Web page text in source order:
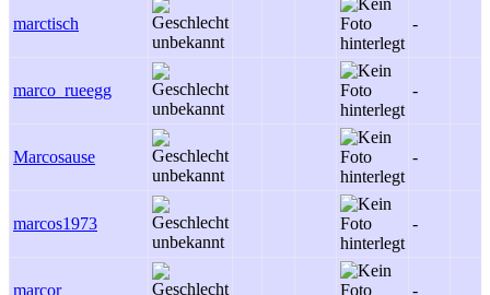
marctisch -
marco_rueegg -
Marcosause -
marcos1973 -
marcor -